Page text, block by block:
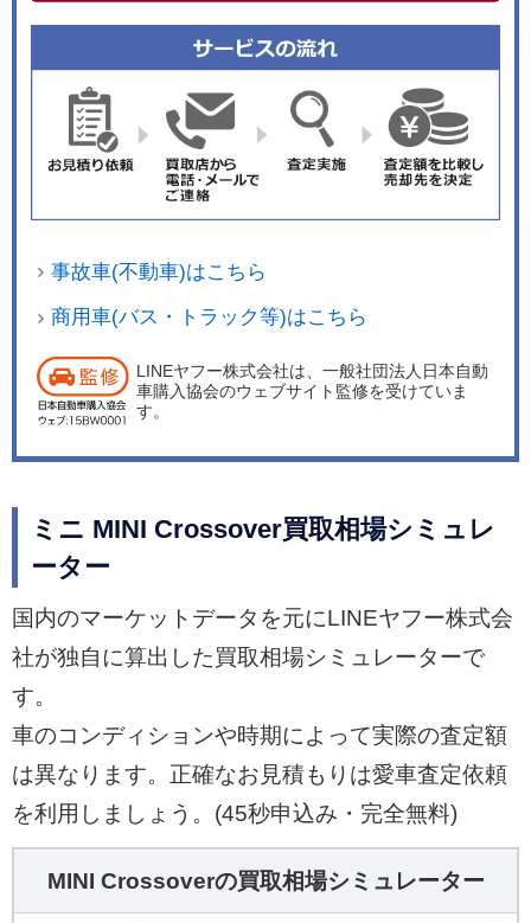
グ、アダプティブLEDヘッドライト、LEDフロン
トフォグランプを装備。ナビゲーションシステム
は、タッチパネル機能とともに、MINIコントロー
ラーによって手元でも操作可能。速度やナビ情報
などを前方の道路に視線を向けたまま、視線を下
げることなく確認することができるMINIヘッドア
ィスタンスコントロール（フロント＆リア）、縦
列駐車をサポートするパーキング・アシストなど
事故車(不動車)はこちら
商用車(バス・トラック等)はこちら
LINEヤフー株式会社は、一般社団法人日本自動
車購入協会のウェブサイト監修を受けていま
す。
ミニ MINI Crossover買取相場シミュレ
ーター
国内のマーケットデータを元にLINEヤフー株式会
社が独自に算出した買取相場シミュレーターで
す。
車のコンディションや時期によって実際の査定額
は異なります。正確なお見積もりは愛車査定依頼
を利用しましょう。(45秒申込み・完全無料)
MINI Crossoverの買取相場シミュレーター